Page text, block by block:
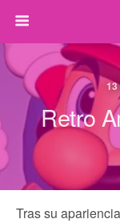
13
Retro
Tras su